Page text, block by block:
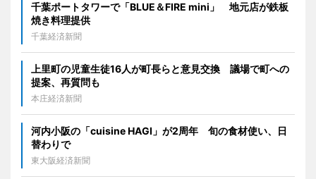
千葉ポートタワーで「BLUE＆FIRE mini」 地元店が鉄板
焼き料理提供
千葉経済新聞
上里町の児童生徒16人が町長らと意見交換 議場で町への
提案、再質問も
本庄経済新聞
河内小阪の「cuisine HAGI」が2周年 旬の食材使い、日
替わりで
東大阪経済新聞